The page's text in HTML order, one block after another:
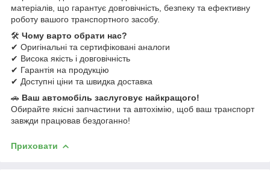
матеріалів, що гарантує довговічність, безпеку та ефективну
роботу вашого транспортного засобу.
🛠 Чому варто обрати нас?
✔ Оригінальні та сертифіковані аналоги
✔ Висока якість і довговічність
✔ Гарантія на продукцію
✔ Доступні ціни та швидка доставка
🚗 Ваш автомобіль заслуговує найкращого!
Обирайте якісні запчастини та автохімію, щоб ваш транспорт
завжди працював бездоганно!
Приховати